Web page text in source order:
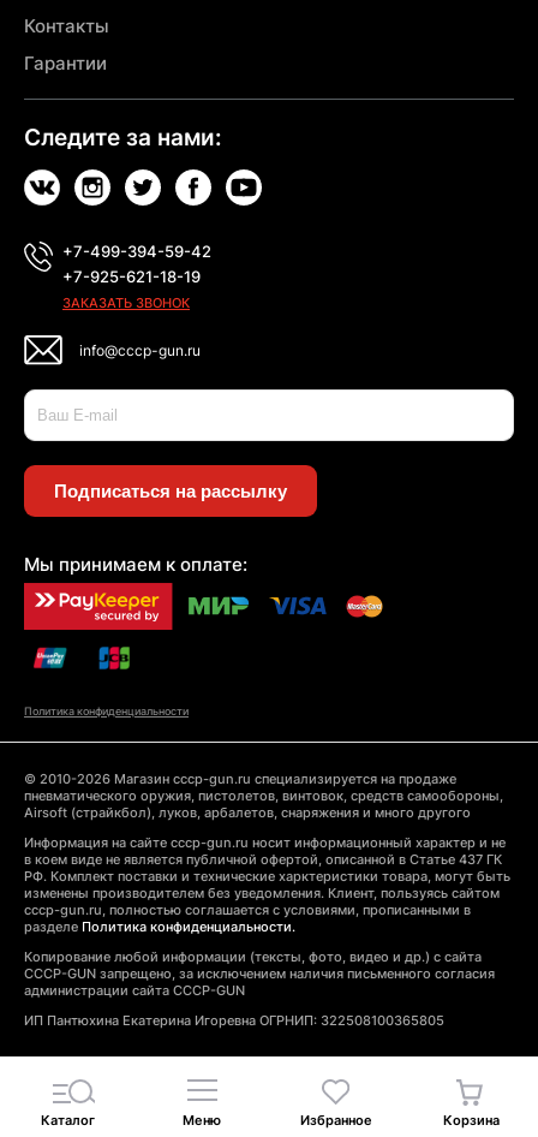
Контакты
Гарантии
Следите за нами:
+7-499-394-59-42
+7-925-621-18-19
ЗАКАЗАТЬ ЗВОНОК
info@cccp-gun.ru
Подписаться на рассылку
Мы принимаем к оплате:
Политика конфиденциальности
© 2010-2026 Магазин cccp-gun.ru специализируется на продаже
пневматического оружия, пистолетов, винтовок, средств самообороны,
Airsoft (страйкбол), луков, арбалетов, снаряжения и много другого
Информация на сайте cccp-gun.ru носит информационный характер и не
в коем виде не является публичной офертой, описанной в Статье 437 ГК
РФ. Комплект поставки и технические харктеристики товара, могут быть
изменены производителем без уведомления. Клиент, пользуясь сайтом
cccp-gun.ru, полностью соглашается с условиями, прописанными в
разделе Политика конфиденциальности.
Копирование любой информации (тексты, фото, видео и др.) с сайта
CCCP-GUN запрещено, за исключением наличия письменного согласия
администрации сайта CCCP-GUN
ИП Пантюхина Екатерина Игоревна ОГРНИП: 322508100365805
Каталог Меню Избранное Корзина